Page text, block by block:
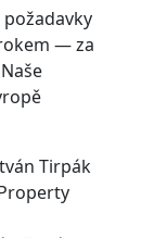
— za